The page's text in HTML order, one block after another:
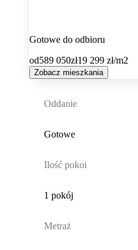
Gotowe do odbioru
od589 050zł19 299 zł/m2
Zobacz mieszkania
Oddanie
Gotowe
Ilość pokoi
1 pokój
Metraż